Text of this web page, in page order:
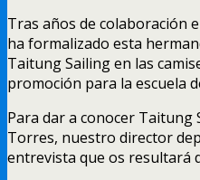
Tras años de colaboración
ha formalizado esta
Taitung Sailing en las
promoción para la escuela
Para dar a conocer Taitung
Torres, nuestro director
entrevista que os resultará